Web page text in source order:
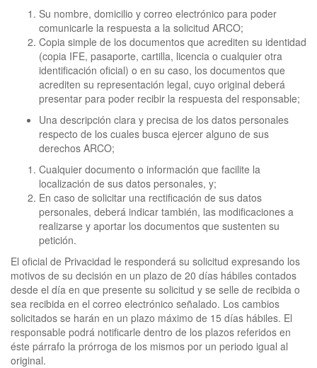
Su nombre, domicilio y correo electrónico para poder
comunicarle la respuesta a la solicitud ARCO;
Copia simple de los documentos que acrediten su identidad
(copia IFE, pasaporte, cartilla, licencia o cualquier otra
identificación oficial) o en su caso, los documentos que
acrediten su representación legal, cuyo original deberá
presentar para poder recibir la respuesta del responsable;
Una descripción clara y precisa de los datos personales
respecto de los cuales busca ejercer alguno de sus
derechos ARCO;
Cualquier documento o información que facilite la
localización de sus datos personales, y;
En caso de solicitar una rectificación de sus datos
personales, deberá indicar también, las modificaciones a
realizarse y aportar los documentos que sustenten su
petición.
El oficial de Privacidad le responderá su solicitud expresando los
motivos de su decisión en un plazo de 20 días hábiles contados
desde el día en que presente su solicitud y se selle de recibida o
sea recibida en el correo electrónico señalado. Los cambios
solicitados se harán en un plazo máximo de 15 días hábiles. El
responsable podrá notificarle dentro de los plazos referidos en
éste párrafo la prórroga de los mismos por un periodo igual al
original.